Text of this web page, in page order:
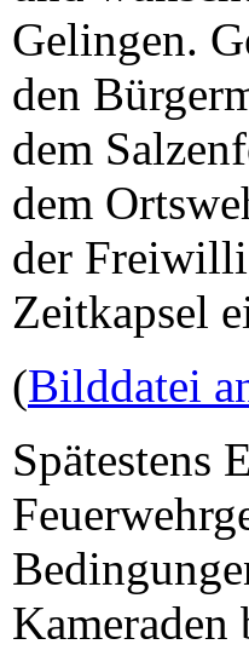
Gelingen.
den
dem
dem
der
Zeitkapsel
(Bilddatei
Spätestens
Kameraden